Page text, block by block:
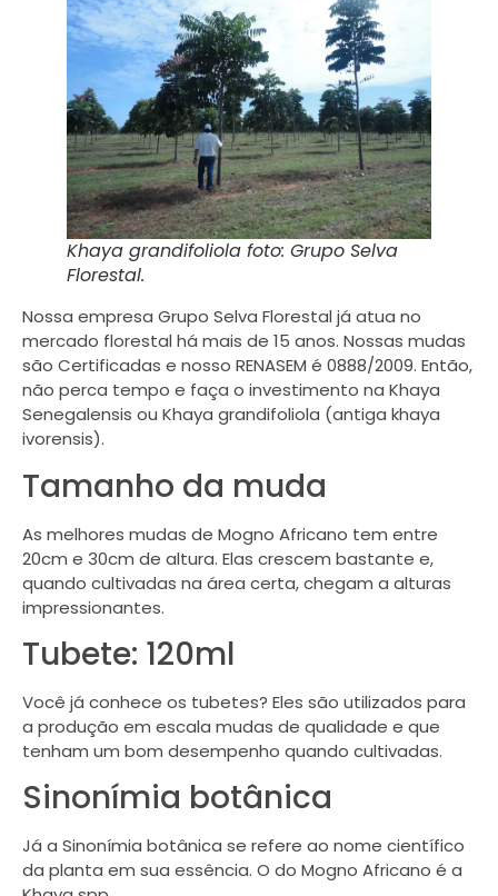
Khaya grandifoliola foto: Grupo Selva
Florestal.
Nossa empresa Grupo Selva Florestal já atua no
mercado florestal há mais de 15 anos. Nossas mudas
são Certificadas e nosso RENASEM é 0888/2009. Então,
não perca tempo e faça o investimento na Khaya
Senegalensis ou Khaya grandifoliola (antiga khaya
ivorensis).
Tamanho da muda
As melhores mudas de Mogno Africano tem entre
20cm e 30cm de altura. Elas crescem bastante e,
quando cultivadas na área certa, chegam a alturas
impressionantes.
Tubete: 120ml
Você já conhece os tubetes? Eles são utilizados para
a produção em escala mudas de qualidade e que
tenham um bom desempenho quando cultivadas.
Sinonímia botânica
Já a Sinonímia botânica se refere ao nome científico
da planta em sua essência. O do Mogno Africano é a